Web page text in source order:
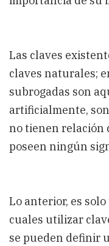
Las claves
claves naturales;
subrogadas son
artificialmente,
no tienen relación
poseen ningún
Lo anterior, es
cuales utilizar
se pueden definir